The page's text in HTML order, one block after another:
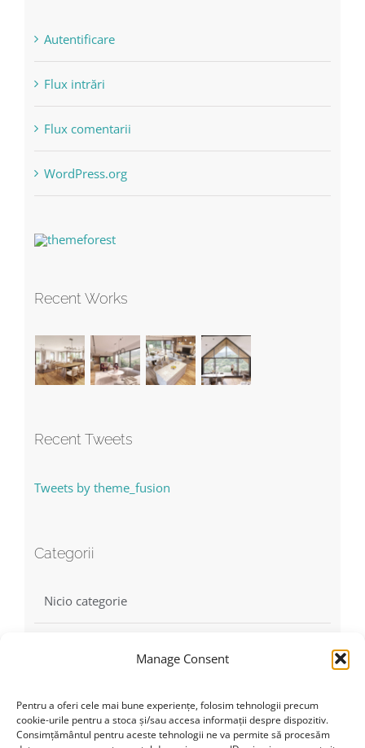
Manage Consent
Pentru a oferi cele mai bune experiențe, folosim tehnologii precum
cookie-urile pentru a stoca și/sau accesa informații despre dispozitiv.
Consimțământul pentru aceste tehnologii ne va permite să procesăm
Autentificare
Flux intrări
Flux comentarii
WordPress.org
Recent Works
Recent Tweets
Tweets by theme_fusion
Categorii
Nicio categorie